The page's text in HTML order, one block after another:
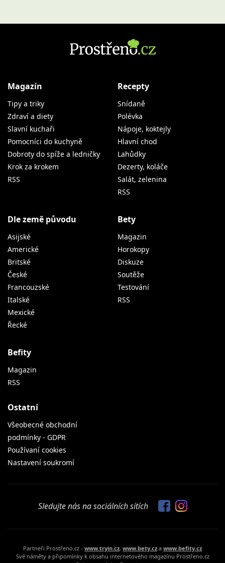
Magazín
Tipy a triky
Zdraví a diety
Slavní kuchaři
Pomocníci do kuchyně
Dobroty do spíže a ledničky
Krok za krokem
RSS
Recepty
Snídaně
Polévka
Nápoje, koktejly
Hlavní chod
Lahůdky
Dezerty, koláče
Salát, zelenina
RSS
Dle země původu
Asijské
Americké
Britské
České
Francouzské
Italské
Mexické
Řecké
Bety
Magazin
Horokopy
Diskuze
Soutěže
Testování
RSS
Befity
Magazin
RSS
Ostatní
Všeobecné obchodní
podmínky - GDPR
Používaní cookies
Nastavení soukromí
Sledujte nás na sociálních sítích
Partneři Prostřeno.cz - www.tryin.cz, www.bety.cz a www.befity.cz
Své náměty a připomínky k obsahu internetového magazínu Prostřeno.cz